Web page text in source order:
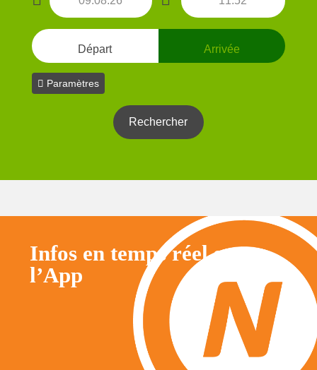
Départ Arrivée
Paramètres
Infos en temps réel sur
l’App